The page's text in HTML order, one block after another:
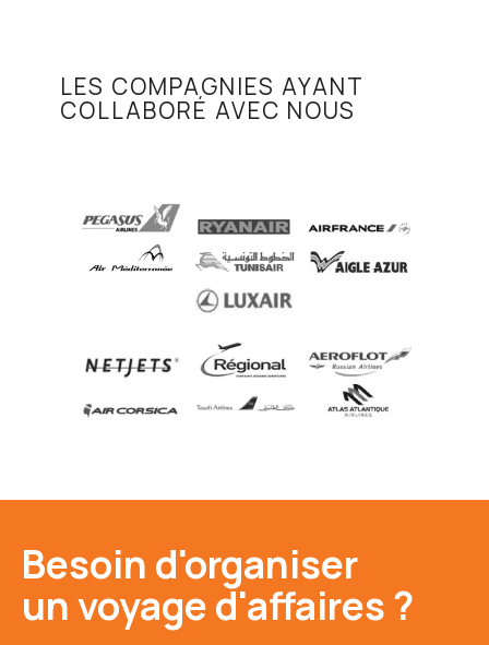
LES COMPAGNIES AYANT
COLLABORÉ AVEC NOUS
Besoin d'organiser
un voyage d'affaires ?